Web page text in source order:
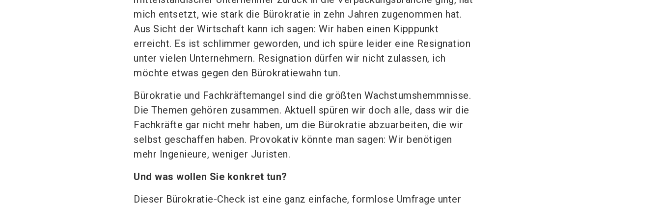
mich entsetzt, wie stark die Bürokratie in zehn Jahren zugenommen hat.
Aus Sicht der Wirtschaft kann ich sagen: Wir haben einen Kipppunkt
erreicht. Es ist schlimmer geworden, und ich spüre leider eine Resignation
unter vielen Unternehmern. Resignation dürfen wir nicht zulassen, ich
möchte etwas gegen den Bürokratiewahn tun.
Bürokratie und Fachkräftemangel sind die größten Wachstumshemmnisse.
Die Themen gehören zusammen. Aktuell spüren wir doch alle, dass wir die
Fachkräfte gar nicht mehr haben, um die Bürokratie abzuarbeiten, die wir
selbst geschaffen haben. Provokativ könnte man sagen: Wir benötigen
mehr Ingenieure, weniger Juristen.
Und was wollen Sie konkret tun?
Dieser Bürokratie-Check ist eine ganz einfache, formlose Umfrage unter